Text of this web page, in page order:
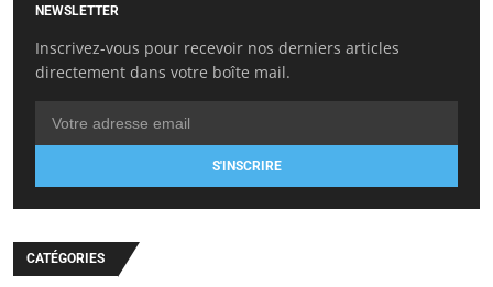
NEWSLETTER
Inscrivez-vous pour recevoir nos derniers articles
directement dans votre boîte mail.
S'INSCRIRE
CATÉGORIES